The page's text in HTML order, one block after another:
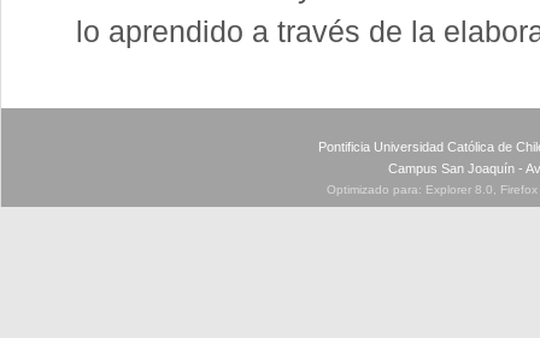
lo aprendido a través de la
Pontificia Universidad Católica de
Campus San Joaquín -
Optimizado para: Explorer 8.0,